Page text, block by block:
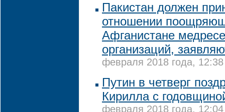
Пакистан должен
отношении
Афганистане
организаций,
февраля 2018 года, 12:38
Путин в четверг
Кирилла с